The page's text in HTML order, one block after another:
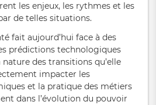
les enjeux, les rythmes et les
de telles situations.
fait aujourd’hui face à des
prédictions technologiques
des transitions qu’elle
impacter les
et la pratique des métiers
dans l’évolution du pouvoir